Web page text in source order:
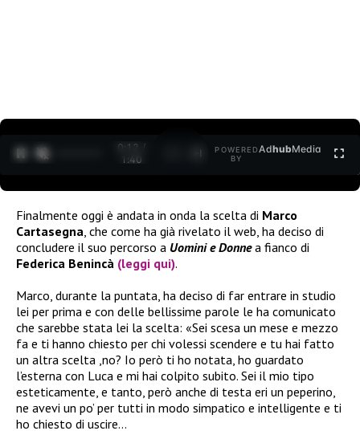
0:13 /
1:40
POWERED
BY
AdhubMedia
Finalmente oggi è andata in onda la scelta di Marco
Cartasegna , che come ha già rivelato il web, ha deciso di
concludere il suo percorso a Uomini e Donnea fianco di
Federica Benincà (leggi qui).
Marco, durante la puntata, ha deciso di far entrare in studio
lei per prima e con delle bellissime parole le ha comunicato
che sarebbe stata lei la scelta: «Sei scesa un mese e mezzo
fa e ti hanno chiesto per chi volessi scendere e tu hai fatto
un altra scelta ,no? Io però ti ho notata, ho guardato
l’esterna con Luca e mi hai colpito subito. Sei il mio tipo
esteticamente, e tanto, però anche di testa eri un peperino,
ne avevi un po’ per tutti in modo simpatico e intelligente e ti
ho chiesto di uscire…